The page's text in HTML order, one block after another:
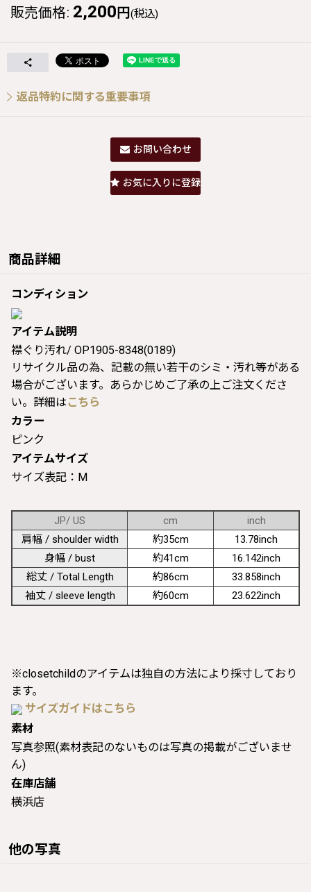
販売価格: 2,200 円 (税込)
返品特約に関する重要事項
お問い合わせ
お気に入りに登録
商品詳細
コンディション
アイテム説明
襟ぐり汚れ/ OP1905-8348(0189)
リサイクル品の為、記載の無い若干のシミ・汚れ等がある
場合がございます。あらかじめご了承の上ご注文くださ
い。詳細は こちら
カラー
ピンク
アイテムサイズ
サイズ表記：M
JP/ US cm
inch
肩幅 / shoulder width
約35cm
13.78inch
身幅 / bust
約41cm
16.142inch
総丈 / Total Length
約86cm
33.858inch
袖丈 / sleeve length
約60cm 23.622inch
※closetchildのアイテムは独自の方法により採寸しており
ます。
サイズガイドはこちら
素材
写真参照(素材表記のないものは写真の掲載がございませ
ん)
在庫店舗
横浜店
他の写真